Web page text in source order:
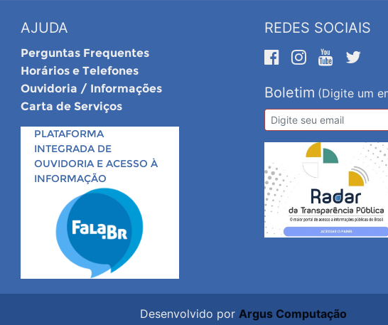
AJUDA
Perguntas Frequentes
Horários e Telefones
Ouvidoria / Informações
Carta de Serviços
PLATAFORMA
INTEGRADA DE
OUVIDORIA E ACESSO À
INFORMAÇÃO
REDES SOCIAIS
Boletim (Digite um
Desenvolvido por Argus Computação